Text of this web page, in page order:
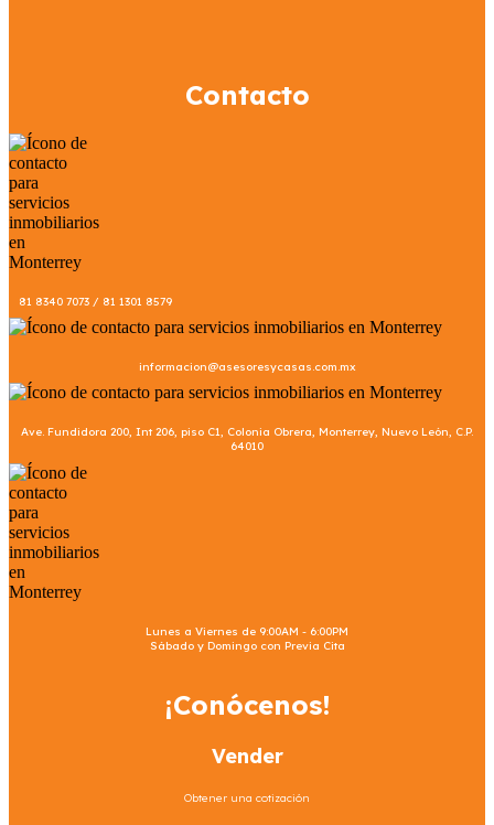
Contacto
81 8340 7073 / 81 1301 8579
informacion@asesoresycasas.com.mx
Ave. Fundidora 200, Int 206, piso C1, Colonia Obrera, Monterrey, Nuevo León, C.P.
64010
Lunes a Viernes de 9:00AM - 6:00PM
Sábado y Domingo con Previa Cita
¡Conócenos!
Vender
Obtener una cotización